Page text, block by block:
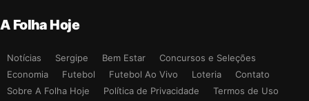
A Folha Hoje
Notícias Sergipe Bem Estar
Concursos e Seleções
Economia
Futebol Futebol Ao Vivo Loteria
Contato
Sobre A Folha Hoje
Política de Privacidade
Termos de Uso